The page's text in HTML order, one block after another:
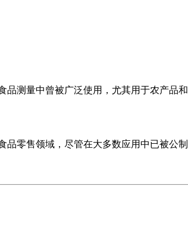
品测量中曾被广泛使用，尤其用于农产品
品零售领域，尽管在大多数应用中已被公